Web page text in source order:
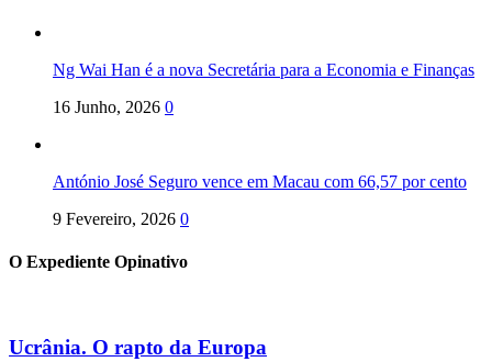
Ng Wai Han é a nova Secretária para a Economia e Finanças
16 Junho, 2026 0
António José Seguro vence em Macau com 66,57 por cento
9 Fevereiro, 2026 0
O Expediente Opinativo
Ucrânia. O rapto da Europa